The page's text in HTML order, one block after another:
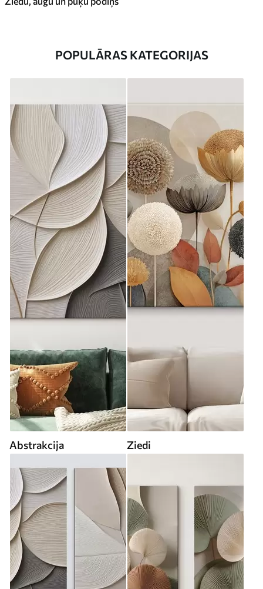
POPULĀRAS KATEGORIJAS
Abstrakcija Ziedi